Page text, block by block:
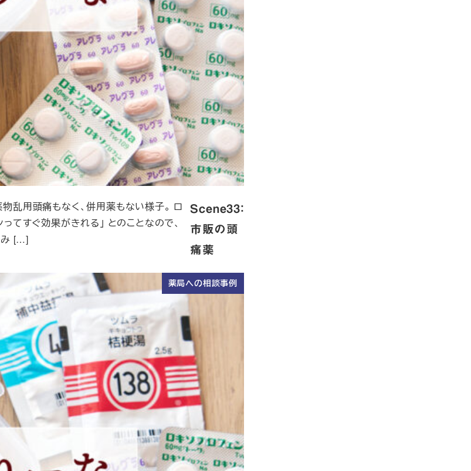
Scene33：
市販の頭
痛薬
乱用頭痛もなく、併用薬もない様子。 ロ
てすぐ効果がきれる」 とのことなので、
み […]
薬局への相談事例